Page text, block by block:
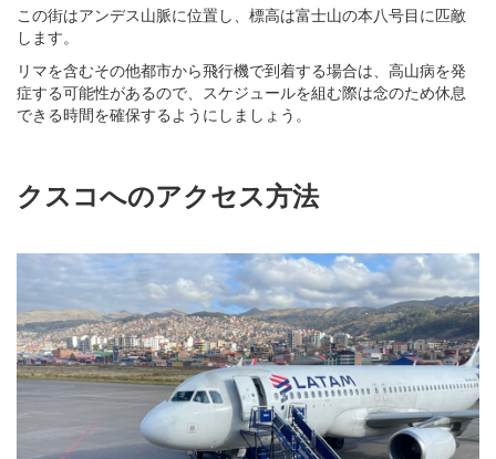
この街はアンデス山脈に位置し、標高は富士山の本八号目に匹敵
します。
リマを含むその他都市から飛行機で到着する場合は、高山病を発
症する可能性があるので、スケジュールを組む際は念のため休息
できる時間を確保するようにしましょう。
クスコへのアクセス方法